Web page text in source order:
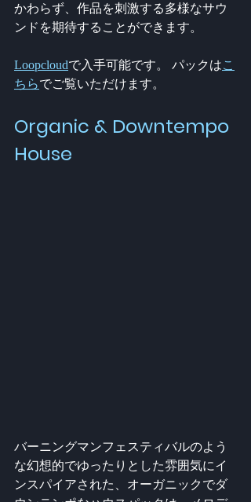
かわらず、作品を刺激する多様なサウ
ンドを期待することができます。
Loopcloudで入手可能です。 パックはこ
ちらでご覧いただけます。
Organic & Downtempo
House
バーニングマンフェスティバルのよう
な幻想的でゆったりとした雰囲気にイ
ンスパイアされた、オーガニックでダ